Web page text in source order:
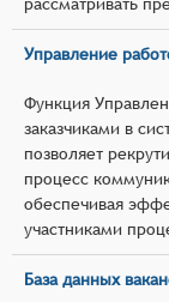
Управление
Функция
заказчиками в
позволяет
процесс
обеспечивая
участниками
База данных